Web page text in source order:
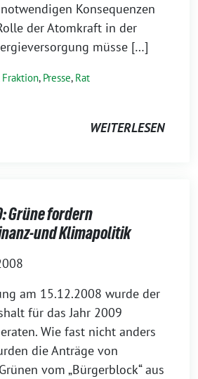
Konsequenzen
der Atomkraft in der
müsse […]
Fraktion, Presse, Rat
WEITERLESEN
Grüne fordern
und Klimapolitik
am 15.12.2008 wurde der
für das Jahr 2009
Wie fast nicht anders
die Anträge von
vom „Bürgerblock“ aus